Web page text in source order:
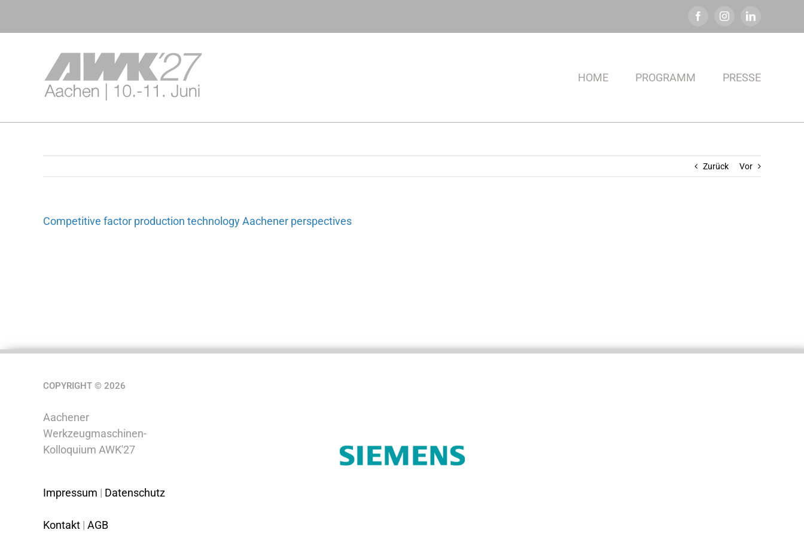
FacebookInstagramLinkedIn
HOME PROGRAMM PRESSE
Zurück Vor
Competitive factor production technology Aachener perspectives
COPYRIGHT © 2026
Aachener
Werkzeugmaschinen-
Kolloquium AWK'27
Impressum | Datenschutz
Kontakt | AGB